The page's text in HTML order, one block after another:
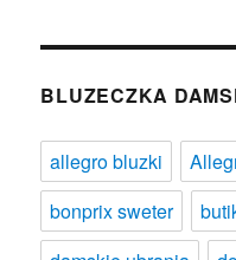
BLUZECZKA
allegro bluzki
bonprix sweter